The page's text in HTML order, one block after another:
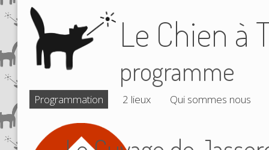
Le Chien à
programme
Programmation 2 lieux Qui sommes nous